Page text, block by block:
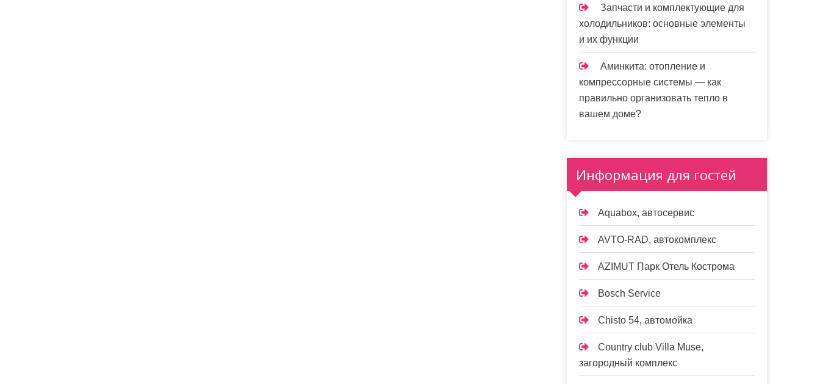
Запчасти и комплектующие для
холодильников: основные элементы
и их функции
Аминкита: отопление и
компрессорные системы — как
правильно организовать тепло в
вашем доме?
Информация для гостей
Aquabox, автосервис
AVTO-RAD, автокомплекс
AZIMUT Парк Отель Кострома
Bosch Service
Chisto 54, автомойка
Country club Villa Muse,
загородный комплекс